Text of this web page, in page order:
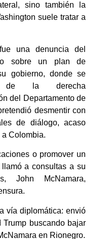
sino también la
suele tratar a
una denuncia del
sobre un plan de
gobierno, donde se
de la derecha
del Departamento de
desmentir con
de diálogo, acaso
Colombia.
o promover un
a consultas a su
John McNamara,
vía diplomática: envió
buscando bajar
en Rionegro.